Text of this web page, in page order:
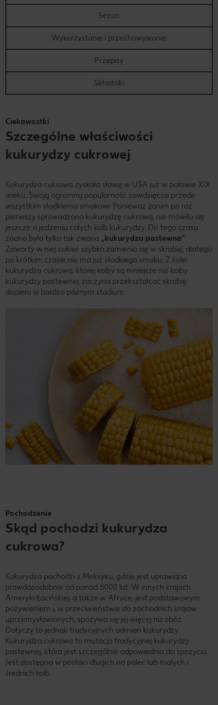
Sezon
Wykorzystanie i przechowywanie
Przepisy
Składniki
Ciekawostki
Szczególne właściwości
kukurydzy cukrowej
Kukurydza cukrowa zyskała sławę w USA już w połowie XIX
wieku. Swoją ogromną popularność zawdzięcza przede
wszystkim słodkiemu smakowi. Ponieważ zanim po raz
pierwszy sprowadzono kukurydzę cukrową, nie mówiło się
jeszcze o jedzeniu całych kolb kukurydzy. Do tego czasu
znana była tylko tak zwana „kukurydza pastewna”.
Zawarty w niej cukier szybko zamienia się w skrobię, dlatego
po krótkim czasie nie ma już słodkiego smaku. Z kolei
kukurydza cukrowa, której kolby są mniejsze niż kolby
kukurydzy pastewnej, zaczyna przekształcać skrobię
dopiero w bardzo późnym stadium.
Pochodzenie
Skąd pochodzi kukurydza
cukrowa?
Kukurydza pochodzi z Meksyku, gdzie jest uprawiana
prawdopodobnie od ponad 5000 lat. W innych krajach
Ameryki Łacińskiej, a także w Afryce, jest podstawowym
pożywieniem i, w przeciwieństwie do zachodnich krajów
uprzemysłowionych, spożywa się jej więcej niż zbóż.
Dotyczy to jednak tradycyjnych odmian kukurydzy.
Kukurydza cukrowa to mutacja tradycyjnej kukurydzy
pastewnej, która jest szczególnie odpowiednia do spożycia.
Jest dostępna w postaci długich na palec lub małych i
średnich kolb.